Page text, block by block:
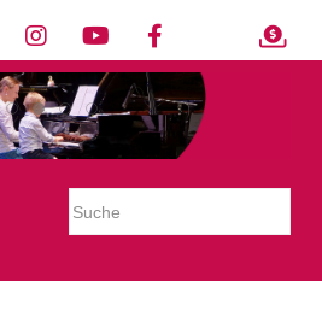
stdClass::$imglink in
htdocs/Joomla2023/modules/